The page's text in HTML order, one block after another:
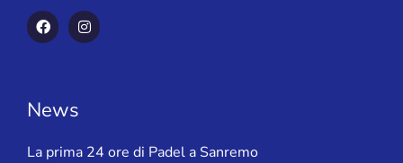
News
La prima 24 ore di Padel a Sanremo